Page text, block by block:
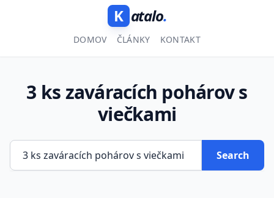
K atalo.
DOMOV ČLÁNKY KONTAKT
3 ks zaváracích pohárov s
viečkami
Search